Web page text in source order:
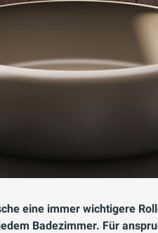
eine immer wichtigere
Badezimmer. Für